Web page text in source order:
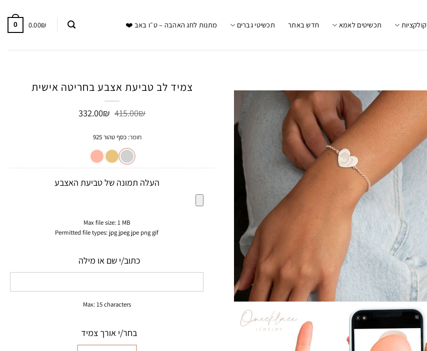
קולקציות תכשיטים לאמא חדש באתר תכשיטי גברים מתנות לחג האהבה – ט״ו באב ❤️ 0.00₪
0
צמיד לב טביעת אצבע בחריטה אישית
415.00₪ המחיר
415.00₪.
332.00₪
חומר:כסף טהור 925
העלה תמונה של טביעת האצבע
Max file size: 1 MB
Permitted file types: jpg jpeg jpe png gif
כתוב/י שם או מילה
Max: 15 characters
בחר/י אורך צמיד